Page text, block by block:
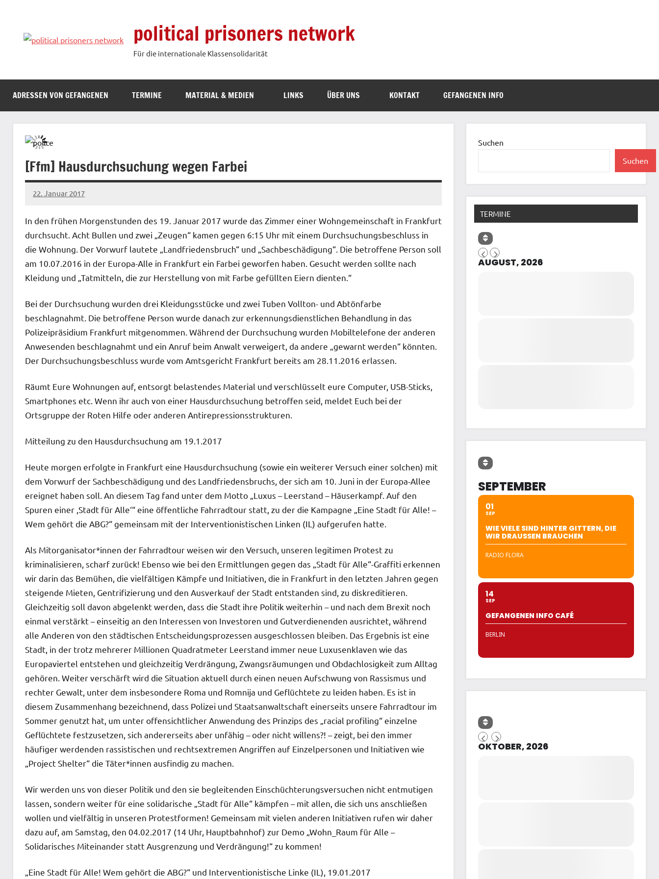
springen
political prisoners network
Für die internationale Klassensolidarität
ADRESSEN VON GEFANGENEN TERMINE MATERIAL & MEDIEN LINKS ÜBER UNS KONTAKT GEFANGENEN INFO
[Ffm] Hausdurchsuchung wegen Farbei
22. Januar 2017
admin
In den frühen Morgenstunden des 19. Januar 2017 wurde das Zimmer einer Wohngemeinschaft in Frankfurt
durchsucht. Acht Bullen und zwei „Zeugen“ kamen gegen 6:15 Uhr mit einem Durchsuchungsbeschluss in
die Wohnung. Der Vorwurf lautete „Landfriedensbruch“ und „Sachbeschädigung“. Die betroffene Person soll
am 10.07.2016 in der Europa-Alle in Frankfurt ein Farbei geworfen haben. Gesucht werden sollte nach
Kleidung und „Tatmitteln, die zur Herstellung von mit Farbe gefüllten Eiern dienten.“
Bei der Durchsuchung wurden drei Kleidungsstücke und zwei Tuben Vollton- und Abtönfarbe
beschlagnahmt. Die betroffene Person wurde danach zur erkennungsdienstlichen Behandlung in das
Polizeipräsidium Frankfurt mitgenommen. Während der Durchsuchung wurden Mobiltelefone der anderen
Anwesenden beschlagnahmt und ein Anruf beim Anwalt verweigert, da andere „gewarnt werden“ könnten.
Der Durchsuchungsbeschluss wurde vom Amtsgericht Frankfurt bereits am 28.11.2016 erlassen.
Räumt Eure Wohnungen auf, entsorgt belastendes Material und verschlüsselt eure Computer, USB-Sticks,
Smartphones etc. Wenn ihr auch von einer Hausdurchsuchung betroffen seid, meldet Euch bei der
Ortsgruppe der Roten Hilfe oder anderen Antirepressionsstrukturen.
Mitteilung zu den Hausdurchsuchung am 19.1.2017
Heute morgen erfolgte in Frankfurt eine Hausdurchsuchung (sowie ein weiterer Versuch einer solchen) mit
dem Vorwurf der Sachbeschädigung und des Landfriedensbruchs, der sich am 10. Juni in der Europa-Allee
ereignet haben soll. An diesem Tag fand unter dem Motto „Luxus – Leerstand – Häuserkampf. Auf den
Spuren einer ,Stadt für Alle‘“ eine öffentliche Fahrradtour statt, zu der die Kampagne „Eine Stadt für Alle! –
Wem gehört die ABG?“ gemeinsam mit der Interventionistischen Linken (IL) aufgerufen hatte.
Als Mitorganisator*innen der Fahrradtour weisen wir den Versuch, unseren legitimen Protest zu
kriminalisieren, scharf zurück! Ebenso wie bei den Ermittlungen gegen das „Stadt für Alle“-Graffiti erkennen
wir darin das Bemühen, die vielfältigen Kämpfe und Initiativen, die in Frankfurt in den letzten Jahren gegen
steigende Mieten, Gentrifizierung und den Ausverkauf der Stadt entstanden sind, zu diskreditieren.
Gleichzeitig soll davon abgelenkt werden, dass die Stadt ihre Politik weiterhin – und nach dem Brexit noch
einmal verstärkt – einseitig an den Interessen von Investoren und Gutverdienenden ausrichtet, während
alle Anderen von den städtischen Entscheidungsprozessen ausgeschlossen bleiben. Das Ergebnis ist eine
Stadt, in der trotz mehrerer Millionen Quadratmeter Leerstand immer neue Luxusenklaven wie das
Europaviertel entstehen und gleichzeitig Verdrängung, Zwangsräumungen und Obdachlosigkeit zum Alltag
gehören. Weiter verschärft wird die Situation aktuell durch einen neuen Aufschwung von Rassismus und
rechter Gewalt, unter dem insbesondere Roma und Romnija und Geflüchtete zu leiden haben. Es ist in
diesem Zusammenhang bezeichnend, dass Polizei und Staatsanwaltschaft einerseits unsere Fahrradtour im
Sommer genutzt hat, um unter offensichtlicher Anwendung des Prinzips des „racial profiling“ einzelne
Geflüchtete festzusetzen, sich andererseits aber unfähig – oder nicht willens?! – zeigt, bei den immer
häufiger werdenden rassistischen und rechtsextremen Angriffen auf Einzelpersonen und Initiativen wie
„Project Shelter“ die Täter*innen ausfindig zu machen.
Wir werden uns von dieser Politik und den sie begleitenden Einschüchterungsversuchen nicht entmutigen
lassen, sondern weiter für eine solidarische „Stadt für Alle“ kämpfen – mit allen, die sich uns anschließen
wollen und vielfältig in unseren Protestformen! Gemeinsam mit vielen anderen Initiativen rufen wir daher
dazu auf, am Samstag, den 04.02.2017 (14 Uhr, Hauptbahnhof) zur Demo „Wohn_Raum für Alle –
Solidarisches Miteinander statt Ausgrenzung und Verdrängung!“ zu kommen!
„Eine Stadt für Alle! Wem gehört die ABG?“ und Interventionistische Linke (IL), 19.01.2017
Suchen
Suchen
TERMINE
AUGUST, 2026
SEPTEMBER
01
SEP
WIE VIELE SIND HINTER GITTERN, DIE
WIR DRAUSSEN BRAUCHEN
RADIO FLORA
14
SEP
GEFANGENEN INFO CAFÉ
BERLIN
OKTOBER, 2026